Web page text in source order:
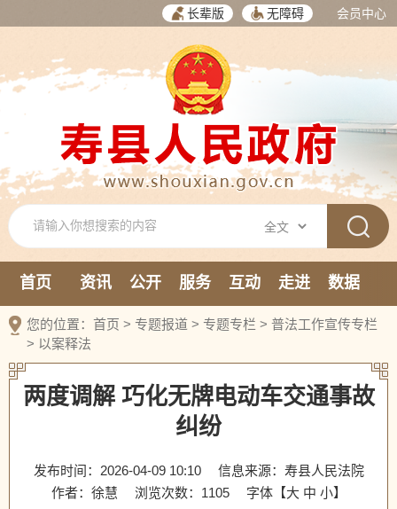
长辈版 无障碍 会员中心
首页 资讯 公开 服务 互动 走进
数据
新媒体
您的位置： 首页 > 专题报道 > 专题专栏 > 普法工作宣传专栏
> 以案释法
两度调解 巧化无牌电动车交通事故
纠纷
发布时间：2026-04-09 10:10
信息来源：寿县人民法院
作者：徐慧
浏览次数： 1105 字体【大 中 小】